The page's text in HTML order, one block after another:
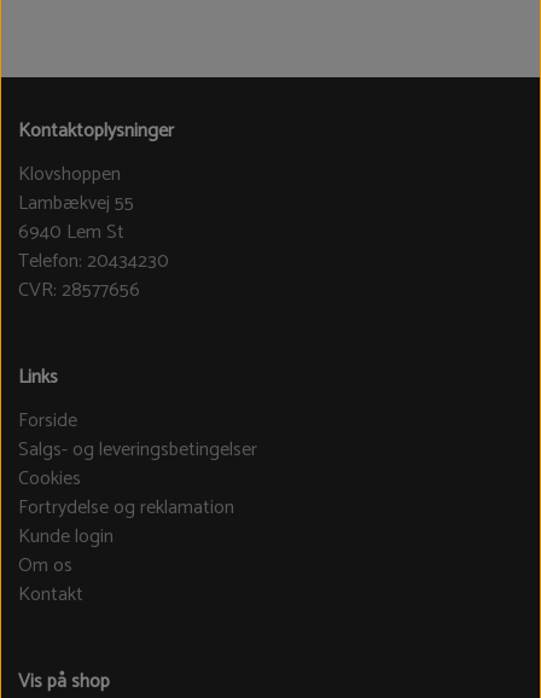
Kontaktoplysninger
Klovshoppen
Lambækvej 55
6940 Lem St
Telefon: 20434230
CVR: 28577656
Links
Forside
Salgs- og leveringsbetingelser
Cookies
Fortrydelse og reklamation
Kunde login
Om os
Kontakt
Vis på shop